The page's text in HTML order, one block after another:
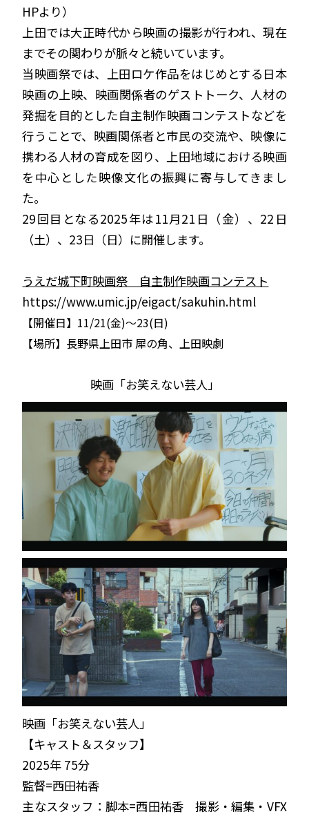
HPより）
上田では大正時代から映画の撮影が行われ、現在
までその関わりが脈々と続いています。
当映画祭では、上田ロケ作品をはじめとする日本
映画の上映、映画関係者のゲストトーク、人材の
発掘を目的とした自主制作映画コンテストなどを
行うことで、映画関係者と市民の交流や、映像に
携わる人材の育成を図り、上田地域における映画
を中心とした映像文化の振興に寄与してきまし
た。
29回目となる2025年は11月21日（金）、22日
（土）、23日（日）に開催します。
うえだ城下町映画祭 自主制作映画コンテスト
https://www.umic.jp/eigact/sakuhin.html
【開催日】11/21(金)〜23(日)
【場所】長野県上田市 犀の角、上田映劇
映画「お笑えない芸人」
映画「お笑えない芸人」
【キャスト＆スタッフ】
2025年 75分
監督=西田祐香
主なスタッフ：脚本=西田祐香 撮影・編集・VFX